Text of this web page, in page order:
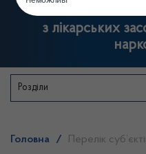
Державна
з лікарських
Розділи
Головна /
Перелік